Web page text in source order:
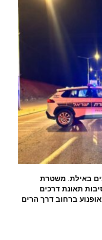
באילת. משטרת
תאונת דרכים
ברחוב דרך הרים